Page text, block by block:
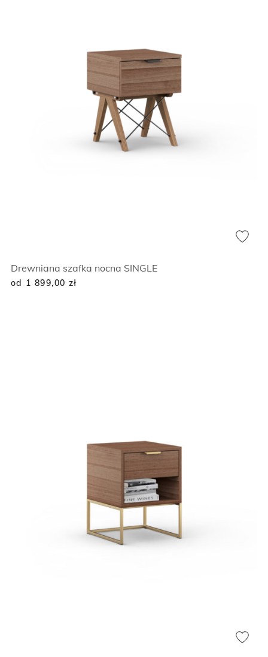
Drewniana szafka nocna SINGLE
od 1 899,00 zł